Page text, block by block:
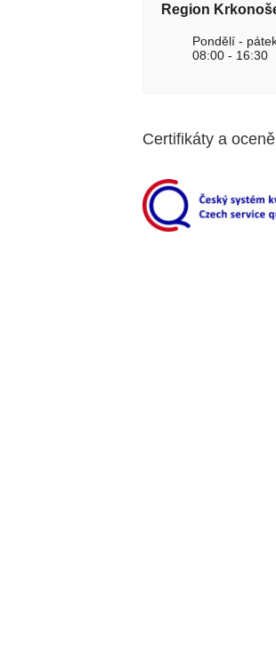
Region
Pondělí -
08:00 - 16:30
Certifikáty a